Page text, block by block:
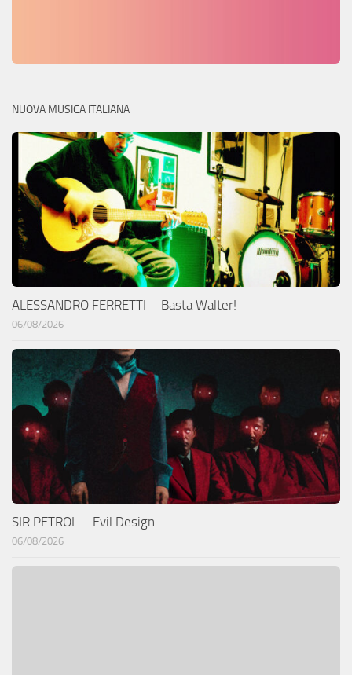
NUOVA MUSICA ITALIANA
ALESSANDRO FERRETTI – Basta Walter!
06/08/2026
SIR PETROL – Evil Design
06/08/2026